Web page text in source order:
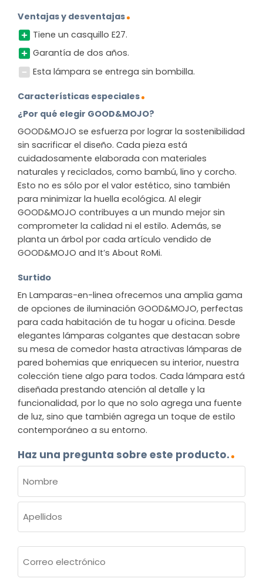
Ventajas y desventajas
Tiene un casquillo E27.
Garantía de dos años.
Esta lámpara se entrega sin bombilla.
Características especiales
¿Por qué elegir GOOD&MOJO?
GOOD&MOJO se esfuerza por lograr la sostenibilidad
sin sacrificar el diseño. Cada pieza está
cuidadosamente elaborada con materiales
naturales y reciclados, como bambú, lino y corcho.
Esto no es sólo por el valor estético, sino también
para minimizar la huella ecológica. Al elegir
GOOD&MOJO contribuyes a un mundo mejor sin
comprometer la calidad ni el estilo. Además, se
planta un árbol por cada artículo vendido de
GOOD&MOJO and It’s About RoMi.
Surtido
En Lamparas-en-linea ofrecemos una amplia gama
de opciones de iluminación GOOD&MOJO, perfectas
para cada habitación de tu hogar u oficina. Desde
elegantes lámparas colgantes que destacan sobre
su mesa de comedor hasta atractivas lámparas de
pared bohemias que enriquecen su interior, nuestra
colección tiene algo para todos. Cada lámpara está
diseñada prestando atención al detalle y la
funcionalidad, por lo que no solo agrega una fuente
de luz, sino que también agrega un toque de estilo
contemporáneo a su entorno.
Haz una pregunta sobre este producto.
(OBLIGATORIO)
Nombre
electrónico